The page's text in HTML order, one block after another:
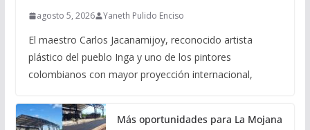
agosto 5, 2026 Yaneth Pulido Enciso
El maestro Carlos Jacanamijoy, reconocido artista
plástico del pueblo Inga y uno de los pintores
colombianos con mayor proyección internacional,
Más oportunidades para La Mojana